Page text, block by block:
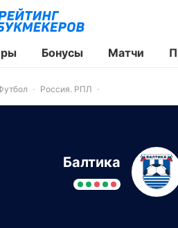
Бонусы Матчи
Россия. РПЛ
Балтика